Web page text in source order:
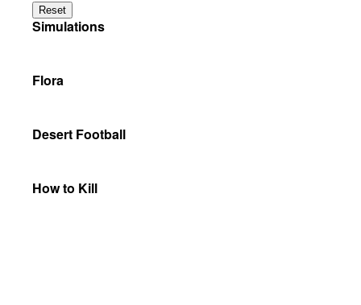
Reset
Simulations
Flora
Desert Football
How to Kill